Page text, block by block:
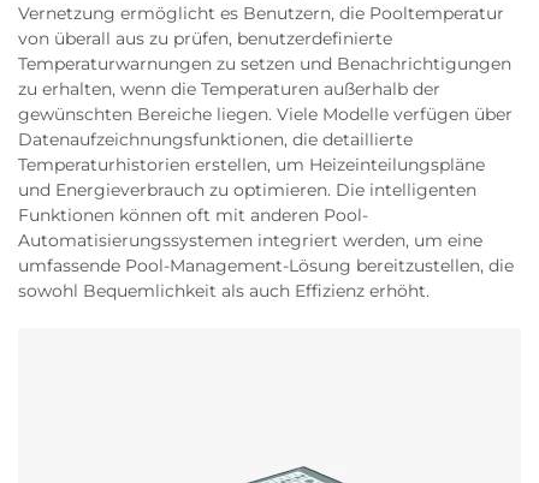
Vernetzung ermöglicht es Benutzern, die Pooltemperatur
von überall aus zu prüfen, benutzerdefinierte
Temperaturwarnungen zu setzen und Benachrichtigungen
zu erhalten, wenn die Temperaturen außerhalb der
gewünschten Bereiche liegen. Viele Modelle verfügen über
Datenaufzeichnungsfunktionen, die detaillierte
Temperaturhistorien erstellen, um Heizeinteilungspläne
und Energieverbrauch zu optimieren. Die intelligenten
Funktionen können oft mit anderen Pool-
Automatisierungssystemen integriert werden, um eine
umfassende Pool-Management-Lösung bereitzustellen, die
sowohl Bequemlichkeit als auch Effizienz erhöht.